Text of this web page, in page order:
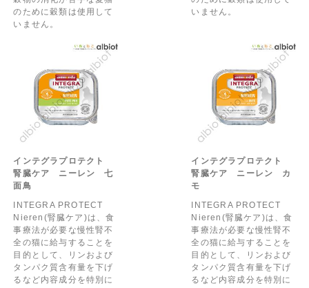
のために穀類は使用して
いません。
いません。
インテグラプロテクト
腎臓ケア ニーレン 七
面鳥
INTEGRA PROTECT
Nieren(腎臓ケア)は、食
事療法が必要な慢性腎不
全の猫に給与することを
目的として、リンおよび
タンパク質含有量を下げ
るなど内容成分を特別に
インテグラプロテクト
腎臓ケア ニーレン カ
モ
INTEGRA PROTECT
Nieren(腎臓ケア)は、食
事療法が必要な慢性腎不
全の猫に給与することを
目的として、リンおよび
タンパク質含有量を下げ
るなど内容成分を特別に